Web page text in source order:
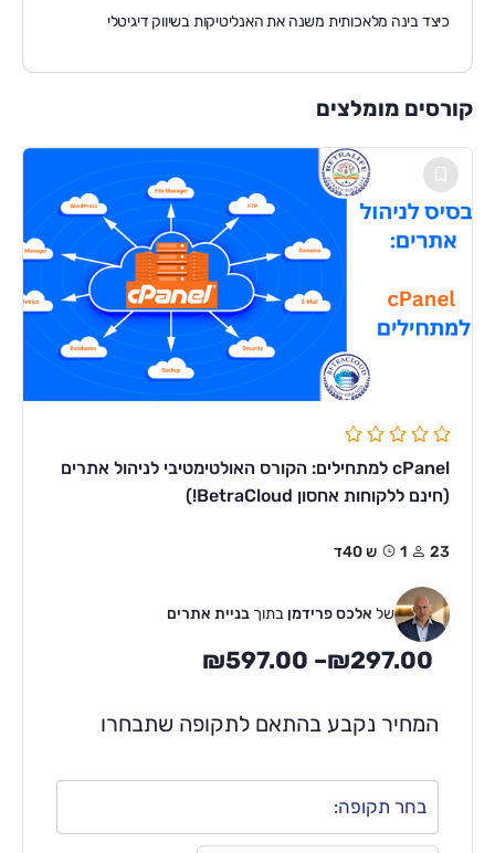
כיצד בינה מלאכותית משנה את האנליטיקות בשיווק דיגיטלי
קורסים מומלצים
cPanel למתחילים: הקורס האולטימטיבי לניהול אתרים
(חינם ללקוחות אחסון BetraCloud!)
23 1ש 40ד
של אלכס פרידמן בתוך בניית אתרים
₪297.00
–
₪597.00
המחיר נקבע בהתאם לתקופה שתבחרו
בחר תקופה: